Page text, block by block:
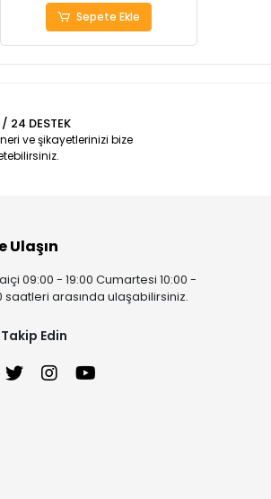
Sepete Ekle
24 DESTEK
ve şikayetlerinizi bize
Ulaşın
09:00 - 19:00 Cumartesi 10:00 -
saatleri arasında ulaşabilirsiniz.
Edin